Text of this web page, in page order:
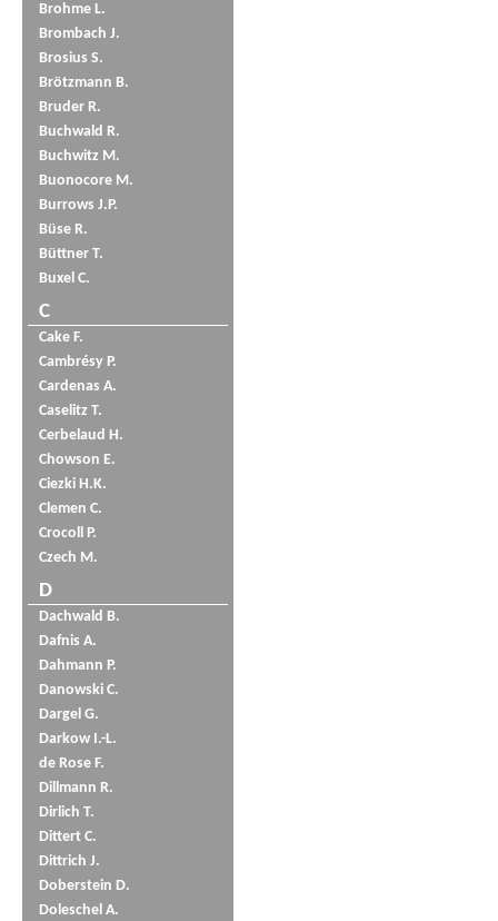
Brohme L.
Brombach J.
Brosius S.
Brötzmann B.
Bruder R.
Buchwald R.
Buchwitz M.
Buonocore M.
Burrows J.P.
Büse R.
Büttner T.
Buxel C.
C
Cake F.
Cambrésy P.
Cardenas A.
Caselitz T.
Cerbelaud H.
Chowson E.
Ciezki H.K.
Clemen C.
Crocoll P.
Czech M.
D
Dachwald B.
Dafnis A.
Dahmann P.
Danowski C.
Dargel G.
Darkow I.-L.
de Rose F.
Dillmann R.
Dirlich T.
Dittert C.
Dittrich J.
Doberstein D.
Doleschel A.